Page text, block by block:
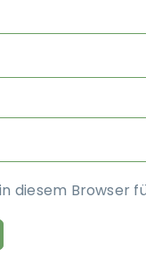
diesem